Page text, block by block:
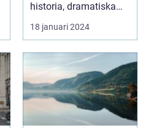
historia, dramatiska
landskap ...
18 januari 2024